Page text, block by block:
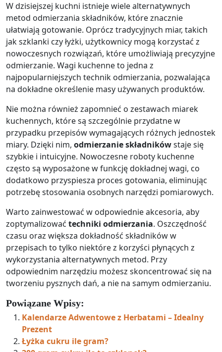
W dzisiejszej kuchni istnieje wiele alternatywnych
metod odmierzania składników, które znacznie
ułatwiają gotowanie. Oprócz tradycyjnych miar, takich
jak szklanki czy łyżki, użytkownicy mogą korzystać z
nowoczesnych rozwiązań, które umożliwiają precyzyjne
odmierzanie. Wagi kuchenne to jedna z
najpopularniejszych technik odmierzania, pozwalająca
na dokładne określenie masy używanych produktów.
Nie można również zapomnieć o zestawach miarek
kuchennych, które są szczególnie przydatne w
przypadku przepisów wymagających różnych jednostek
miary. Dzięki nim, odmierzanie składnikówstaje się
szybkie i intuicyjne. Nowoczesne roboty kuchenne
często są wyposażone w funkcję dokładnej wagi, co
dodatkowo przyspiesza proces gotowania, eliminując
potrzebę stosowania osobnych narzędzi pomiarowych.
Warto zainwestować w odpowiednie akcesoria, aby
zoptymalizować techniki odmierzania. Oszczędność
czasu oraz większa dokładność składników w
przepisach to tylko niektóre z korzyści płynących z
wykorzystania alternatywnych metod. Przy
odpowiednim narzędziu możesz skoncentrować się na
tworzeniu pysznych dań, a nie na samym odmierzaniu.
Powiązane Wpisy:
Kalendarze Adwentowe z Herbatami – Idealny
Prezent
Łyżka cukru ile gram?